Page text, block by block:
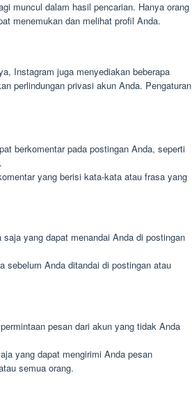
muncul dalam hasil pencarian. Hanya orang
menemukan dan melihat profil Anda.
Instagram juga menyediakan beberapa
perlindungan privasi akun Anda. Pengaturan
berkomentar pada postingan Anda, seperti
yang berisi kata-kata atau frasa yang
saja yang dapat menandai Anda di postingan
sebelum Anda ditandai di postingan atau
pesan dari akun yang tidak Anda
yang dapat mengirimi Anda pesan
semua orang.